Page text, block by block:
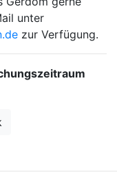
unter
zur Verfügung.